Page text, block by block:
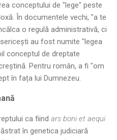
conceptului de "lege" peste
În documentele vechi, "a te
o regulă administrativă, ci
au fost numite "legea
conceptul de dreptate
Pentru român, a fi "om
în fața lui Dumnezeu.
ca fiind ars boni et aequi
în genetica judiciară